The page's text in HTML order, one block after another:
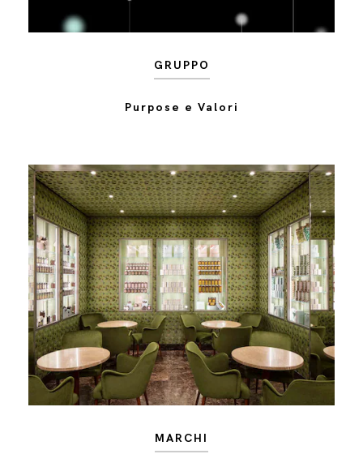
GRUPPO
Purpose e Valori
MARCHI